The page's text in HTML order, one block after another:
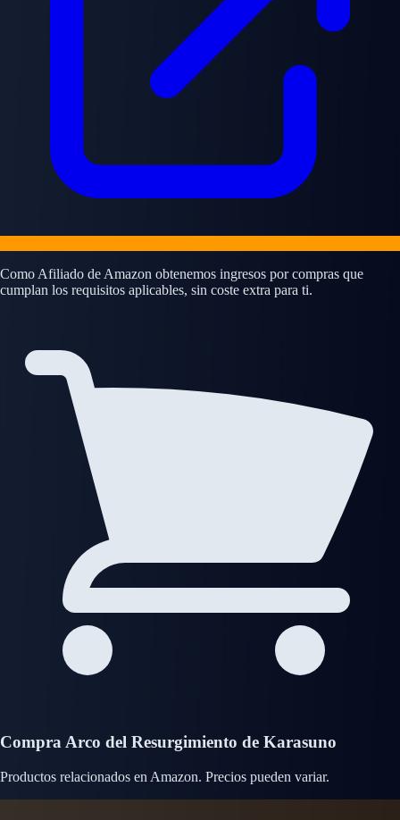
Como Afiliado de Amazon obtenemos ingresos por compras que
cumplan los requisitos aplicables, sin coste extra para ti.
Compra Arco del Resurgimiento de Karasuno
Productos relacionados en Amazon. Precios pueden variar.